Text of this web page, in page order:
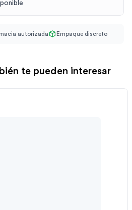
autorizada Empaque discreto
te pueden interesar